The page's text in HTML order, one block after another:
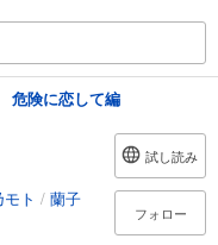
険に恋して編
ト / 蘭子
試し読み
フォロー